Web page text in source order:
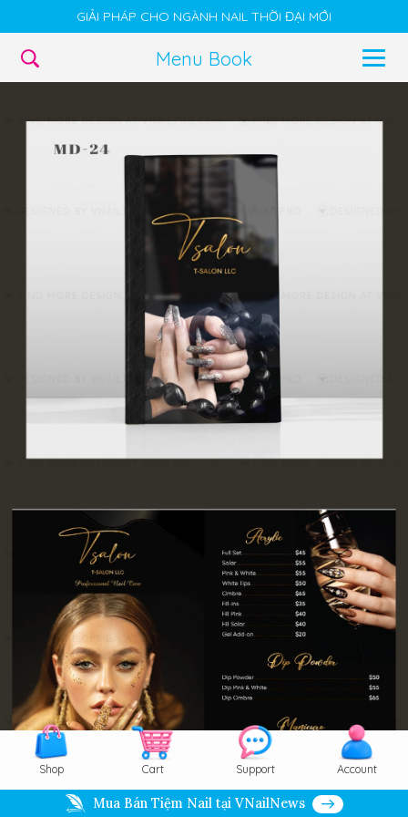
GIẢI PHÁP CHO NGÀNH NAIL THỜI ĐẠI MỚI
Menu Book
Shop Cart Support Account
Mua Bán Tiệm Nail tại VNailNews